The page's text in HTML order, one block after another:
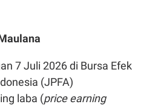
7 Juli 2026 di Bursa Efek
(JPFA)
laba (price earning